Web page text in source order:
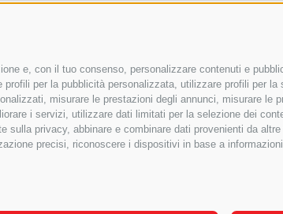
e, con il tuo consenso, personalizzare contenuti e
per la pubblicità personalizzata, utilizzare profili per la
misurare le prestazioni degli annunci, misurare le
i servizi, utilizzare dati limitati per la selezione dei
privacy, abbinare e combinare dati provenienti da
precisi, riconoscere i dispositivi in base a